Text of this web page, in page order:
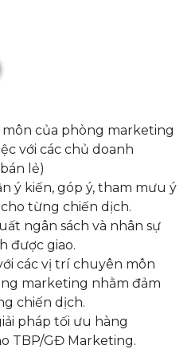
môn của phòng marketing
với các chủ doanh
lẻ)
ý kiến, góp ý, tham mưu ý
từng chiến dịch.
ngân sách và nhân sự
được giao.
các vị trí chuyên môn
marketing nhằm đảm
chiến dịch.
pháp tối ưu hàng
TBP/GĐ Marketing.